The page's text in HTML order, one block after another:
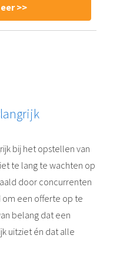
>>
bij het opstellen van
te lang te wachten op
door concurrenten
om een offerte op te
belang dat een
uitziet én dat alle